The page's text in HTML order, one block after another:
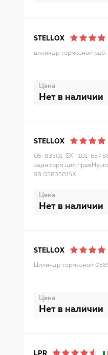
STELLOX
цилиндр тормозной
Цена
Нет в наличии
STELLOX
05-83501-SX =101-657
98 0583501SX
Цена
Нет в наличии
STELLOX
Цилиндр тормозной
Цена
Нет в наличии
LPR